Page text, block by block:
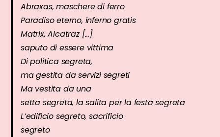
Abraxas, maschere di ferro
Paradiso eterno, inferno gratis
Matrix, Alcatraz […]
saputo di essere vittima
Di politica segreta,
ma gestita da servizi segreti
Ma vestita da una
setta segreta, la salita per la festa segreta
L’edificio segreto, sacrificio
segreto